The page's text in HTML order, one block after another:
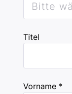
Bitte
Titel
Vorname *